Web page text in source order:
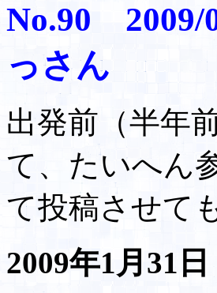
No.90
っさん
出発前（半年
て、たいへん
て投稿させて
2009年1月31日